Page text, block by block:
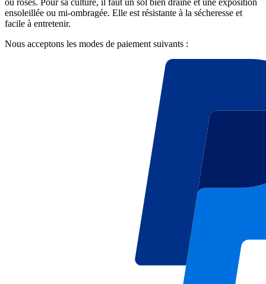
ou roses. Pour sa culture, il faut un sol bien drainé et une exposition
ensoleillée ou mi-ombragée. Elle est résistante à la sécheresse et
facile à entretenir.
Nous acceptons les modes de paiement suivants :